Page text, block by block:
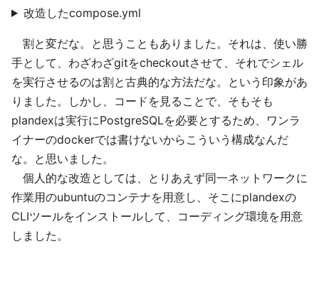
改造したcompose.yml
割と変だな。と思うこともありました。それは、使い勝
手として、わざわざgitをcheckoutさせて、それでシェル
を実行させるのは割と古典的な方法だな。という印象があ
りました。しかし、コードを見ることで、そもそも
plandexは実行にPostgreSQLを必要とするため、ワンラ
イナーのdockerでは書けないからこういう構成なんだ
な。と思いました。
個人的な改造としては、とりあえず同一ネットワークに
作業用のubuntuのコンテナを用意し、そこにplandexの
CLIツールをインストールして、コーディング環境を用意
しました。